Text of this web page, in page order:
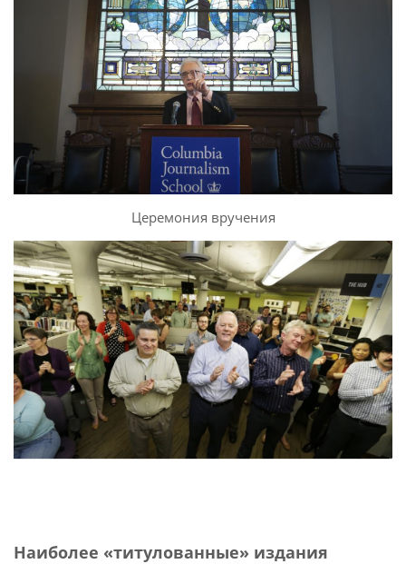
Церемония вручения
Наиболее «титулованные» издания